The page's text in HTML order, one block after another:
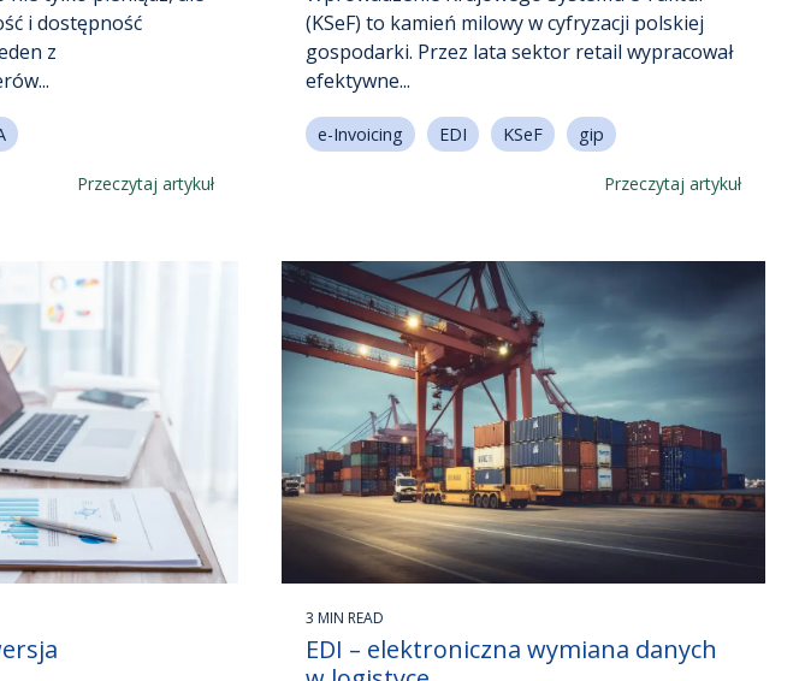
i dostępność
z
Przeczytaj artykuł
(KSeF) to kamień milowy w cyfryzacji polskiej
gospodarki. Przez lata sektor retail wypracował
efektywne...
e-Invoicing EDI KSeF gip
Przeczytaj artykuł
3 MIN READ
EDI – elektroniczna wymiana danych